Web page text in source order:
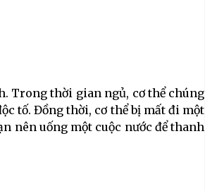
Trong thời gian ngủ, cơ thể chúng
tố. Đồng thời, cơ thể bị mất đi một
nên uống một cuộc nước để thanh